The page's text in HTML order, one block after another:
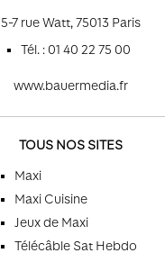
5-7 rue Watt, 75013 Paris
Tél. : 01 40 22 75 00
www.bauermedia.fr
TOUS NOS SITES
Maxi
Maxi Cuisine
Jeux de Maxi
Télécâble Sat Hebdo